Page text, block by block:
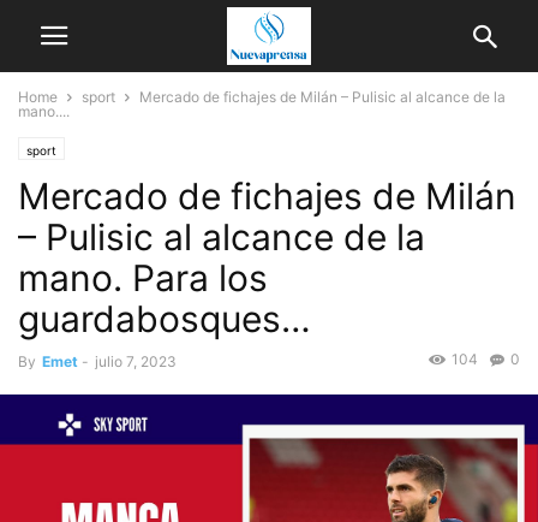
Home sport
Mercado de fichajes de Milán – Pulisic al alcance de la
mano....
sport
Mercado de fichajes de Milán
– Pulisic al alcance de la
mano. Para los
guardabosques…
By Emet - julio 7, 2023 0
104